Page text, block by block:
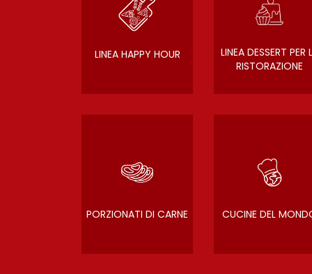
LINEA HAPPY HOUR
LINEA DESSERT PER
RISTORAZIONE
PORZIONATI DI CARNE CUCINE DEL